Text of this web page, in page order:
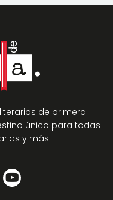
de primera
único para todas
y más